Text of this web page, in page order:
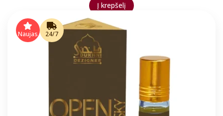
Į krepšelį
Naujas 24/7